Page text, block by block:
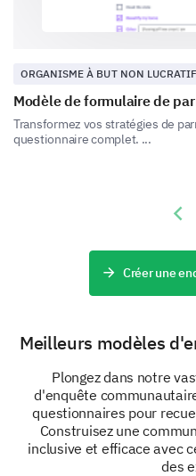
Parks/Playground
Other:
ORGANISME À BUT NON LUCRATIF
Modèle de formulaire de
Transformez vos stratégies de
questionnaire complet. ...
Créer une
Meilleurs modèles
Plongez dans notre
d'enquête
questionnaires pour
Construisez une
inclusive et efficace avec
des